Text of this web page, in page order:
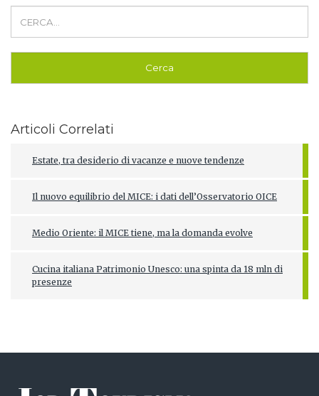
Articoli Correlati
Estate, tra desiderio di vacanze e nuove tendenze
Il nuovo equilibrio del MICE: i dati dell’Osservatorio OICE
Medio Oriente: il MICE tiene, ma la domanda evolve
Cucina italiana Patrimonio Unesco: una spinta da 18 mln di
presenze